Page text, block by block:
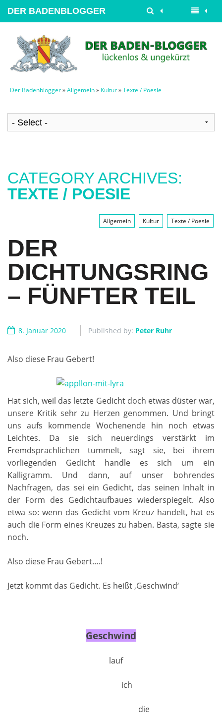
DER BADENBLOGGER
Der Badenblogger»Allgemein» Kultur»Texte / Poesie
CATEGORY ARCHIVES:
TEXTE / POESIE
Allgemein Kultur Texte / Poesie
DER
DICHTUNGSRING
– FÜNFTER TEIL
8. Januar 2020 Published by: Peter Ruhr
Also diese Frau Gebert!
Hat sich, weil das letzte Gedicht doch etwas düster war,
unsere Kritik sehr zu Herzen genommen. Und bringt
uns aufs kommende Wochenende hin noch etwas
Leichtes. Da sie sich neuerdings verstärkt im
Fremdsprachlichen tummelt, sagt sie, bei ihrem
vorliegenden Gedicht handle es sich um ein
Kalligramm. Und dann, auf unser bohrendes
Nachfragen, das sei ein Gedicht, das seinen Inhalt in
der Form des Gedichtaufbaues wiederspiegelt. Also
etwa so: wenn das Gedicht vom Kreuz handelt, hat es
auch die Form eines Kreuzes zu haben. Basta, sagte sie
noch.
Also diese Frau Gebert….!
Jetzt kommt das Gedicht. Es heißt ‚Geschwind‘
Geschwind
lauf
ich
die